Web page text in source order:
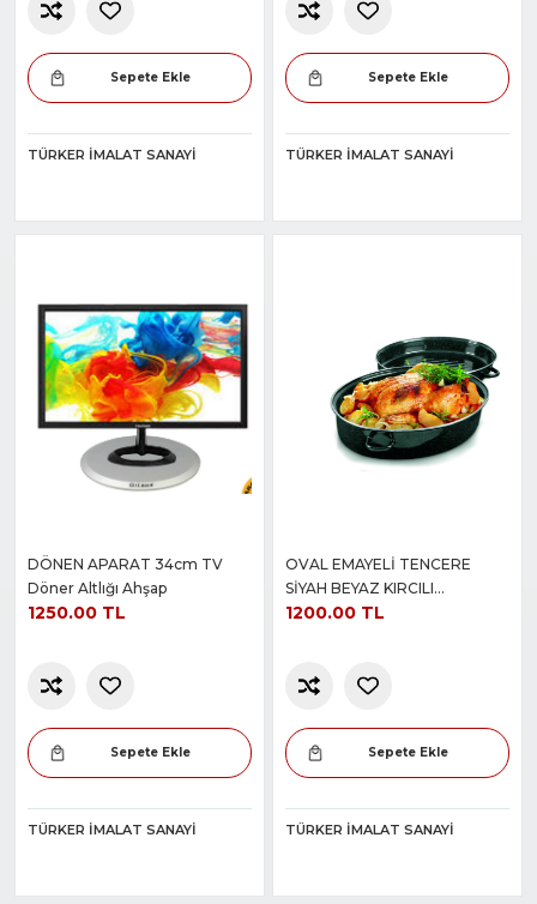
Sepete Ekle
TÜRKER İMALAT SANAYI
Sepete Ekle
TÜRKER İMALAT SANAYI
DÖNEN APARAT 34cm TV
Döner Altlığı Ahşap
1250.00 TL
Sepete Ekle
TÜRKER İMALAT SANAYI
OVAL EMAYELİ TENCERE
SİYAH BEYAZ KIRCILI
38+26+18CM 0,8 KALINLIK
1200.00 TL
Sepete Ekle
TÜRKER İMALAT SANAYI